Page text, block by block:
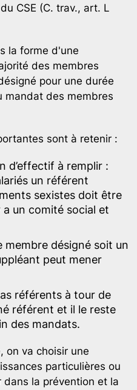
CSE (C. trav., art. L
la forme d'une
des membres
pour une durée
mandat des membres
sont à retenir :
d’effectif à remplir :
un référent
sexistes doit être
a un comité social et
membre désigné soit un
peut mener
référents à tour de
référent et il le reste
des mandats.
on va choisir une
particulières ou
dans la prévention et la